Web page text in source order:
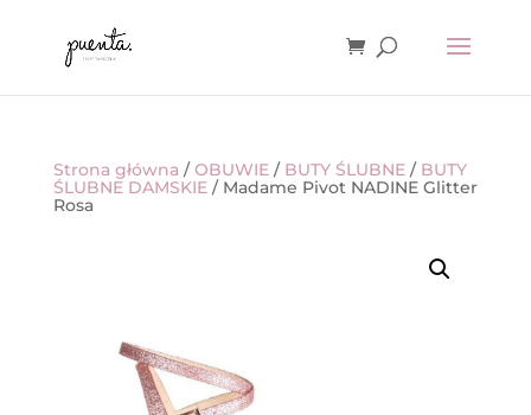
Strona główna /OBUWIE/ BUTY ŚLUBNE/ BUTY
ŚLUBNE DAMSKIE/ Madame Pivot NADINE Glitter
Rosa